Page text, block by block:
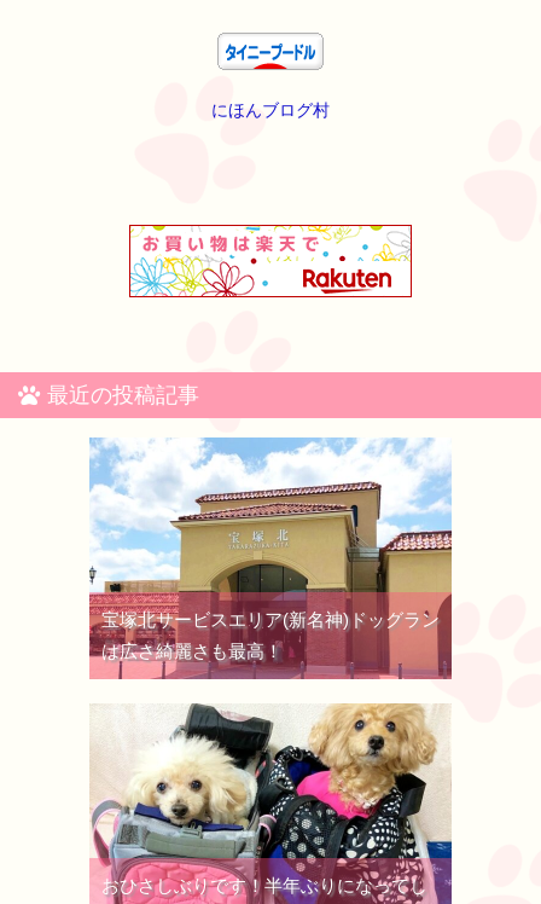
にほんブログ村
最近の投稿記事
宝塚北サービスエリア(新名神)ドッグラン
は広さ綺麗さも最高！
おひさしぶりです！半年ぶりになってし